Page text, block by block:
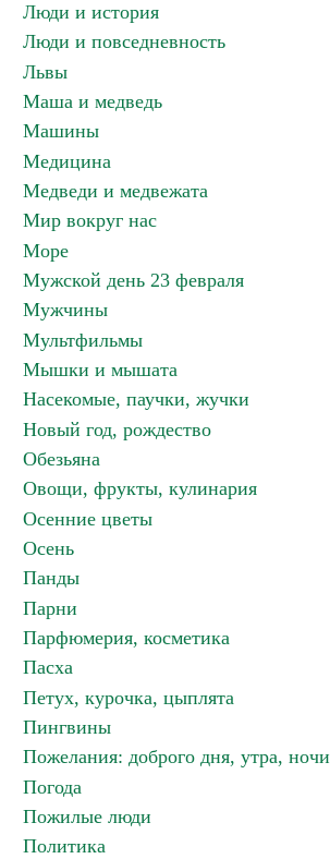
Люди и история
Люди и повседневность
Львы
Маша и медведь
Машины
Медицина
Медведи и медвежата
Мир вокруг нас
Море
Мужской день 23 февраля
Мужчины
Мультфильмы
Мышки и мышата
Насекомые, паучки, жучки
Новый год, рождество
Обезьяна
Овощи, фрукты, кулинария
Осенние цветы
Осень
Панды
Парни
Парфюмерия, косметика
Пасха
Петух, курочка, цыплята
Пингвины
Пожелания: доброго дня, утра, ночи
Погода
Пожилые люди
Политика